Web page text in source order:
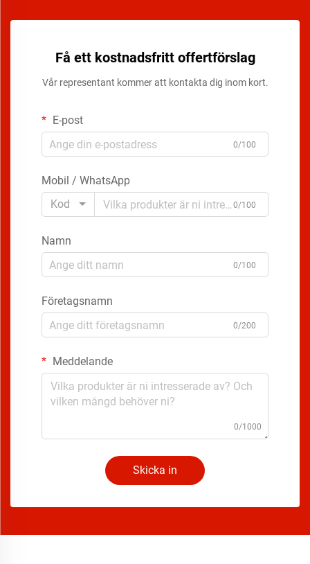
Få ett kostnadsfritt offertförslag
Vår representant kommer att kontakta dig inom kort.
E-post
0/100
Mobil / WhatsApp
Kod
0/100
Namn
0/100
Företagsnamn
0/200
Meddelande
0/1000
Skicka in